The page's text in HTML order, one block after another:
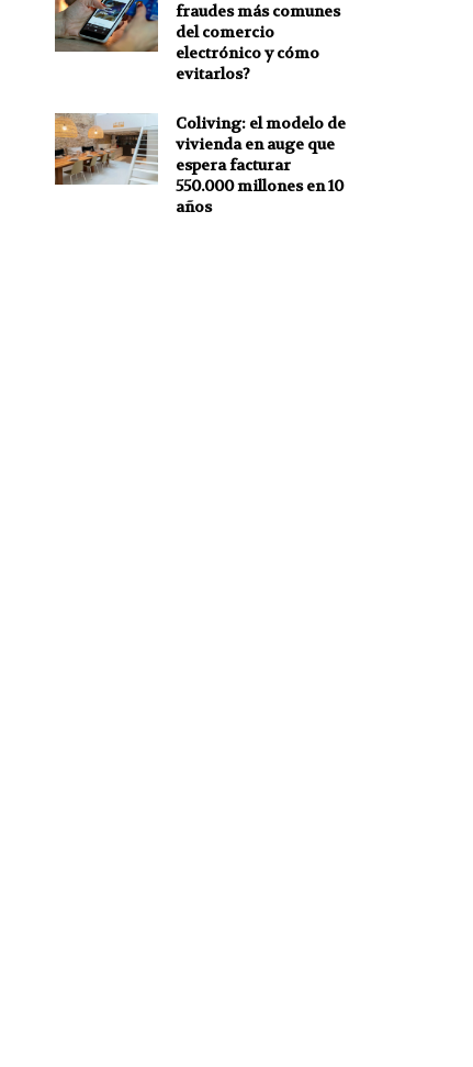
fraudes más comunes
del comercio
electrónico y cómo
evitarlos?
Coliving: el modelo de
vivienda en auge que
espera facturar
550.000 millones en 10
años